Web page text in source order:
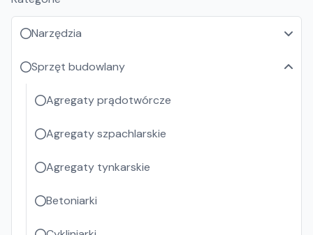
Narzędzia
Sprzęt budowlany
Agregaty prądotwórcze
Agregaty szpachlarskie
Agregaty tynkarskie
Betoniarki